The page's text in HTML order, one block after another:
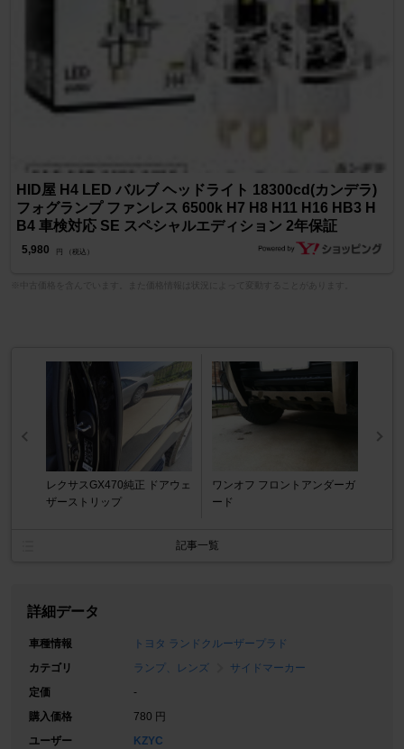
HID屋 H4 LED バルブ ヘッドライト 18300cd(カンデラ)
フォグランプ ファンレス 6500k H7 H8 H11 H16 HB3 H
B4 車検対応 SE スペシャルエディション 2年保証
5,980 円 （税込）
レクサスGX470純正 ドアウェ
ザーストリップ
ワンオフ フロントアンダーガ
ード
記事一覧
詳細データ
車種情報
トヨタ ランドクルーザープラド
カテゴリ
ランプ、レンズ
サイドマーカー
定価
-
購入価格
780 円
ユーザー
KZYC